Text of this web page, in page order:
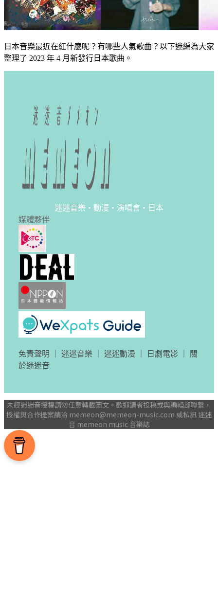
日本音樂最近在紅什麼呢？有哪些人氣歌曲？以下迷編為大家
整理了 2023 年 4 月新發行日本歌曲。
迷迷音樂・動漫・演唱會・日本
媒體夥伴
免責聲明 迷迷音樂 迷迷動漫 日劇電影
關
於迷迷音
未經迷迷音授權請勿任意轉載圖文。歡迎讀者投稿或與編輯部聯繫，
授權與合作提案請洽 memeon@memeon-music.com 或私訊 迷迷
音 memeon music 音樂誌